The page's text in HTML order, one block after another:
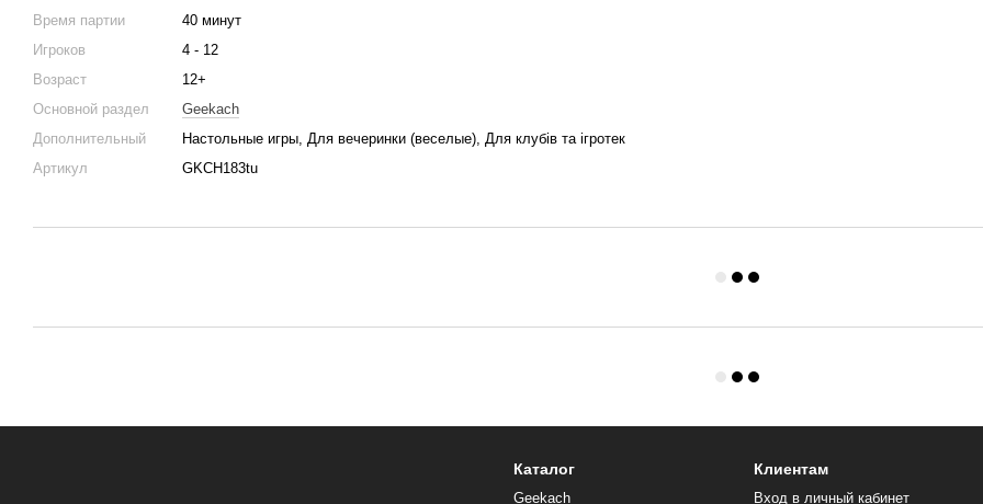
Время партии
40 минут
Игроков
4 - 12
Возраст
12+
Основной раздел
Geekach
Дополнительный
Настольные игры, Для вечеринки (веселые), Для клубів та ігротек
Артикул
GKCH183tu
Каталог
Geekach
Клиентам
Вход в личный кабинет